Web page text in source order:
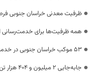
ظرفیت معدنی خراسان جنوبی
همه ظرفیت‌ها برای خدمت‌رسانی
53 موکب خراسان جنوبی در خدمت زائران اربعین
جابه‌جایی 2 میلیون و 404 هزار تن کالا از خراسان جنوبی به سراسر کشور